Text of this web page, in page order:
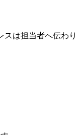
スは担当者へ伝わり